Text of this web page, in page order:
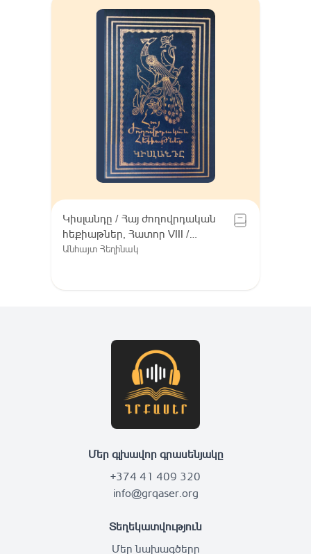
Կիսլանդը / Հայ ժողովրդական
հեքիաթներ, Հատոր VIII /
Գուգարք (Լոռի), Լոռու բարբառ
Անհայտ Հեղինակ
Մեր գլխավոր գրասենյակը
+374 41 409 320
info@grqaser.org
Տեղեկատվություն
Մեր նախագծերը